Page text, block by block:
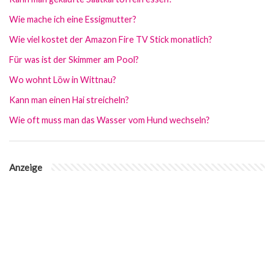
Wie mache ich eine Essigmutter?
Wie viel kostet der Amazon Fire TV Stick monatlich?
Für was ist der Skimmer am Pool?
Wo wohnt Löw in Wittnau?
Kann man einen Hai streicheln?
Wie oft muss man das Wasser vom Hund wechseln?
Anzeige